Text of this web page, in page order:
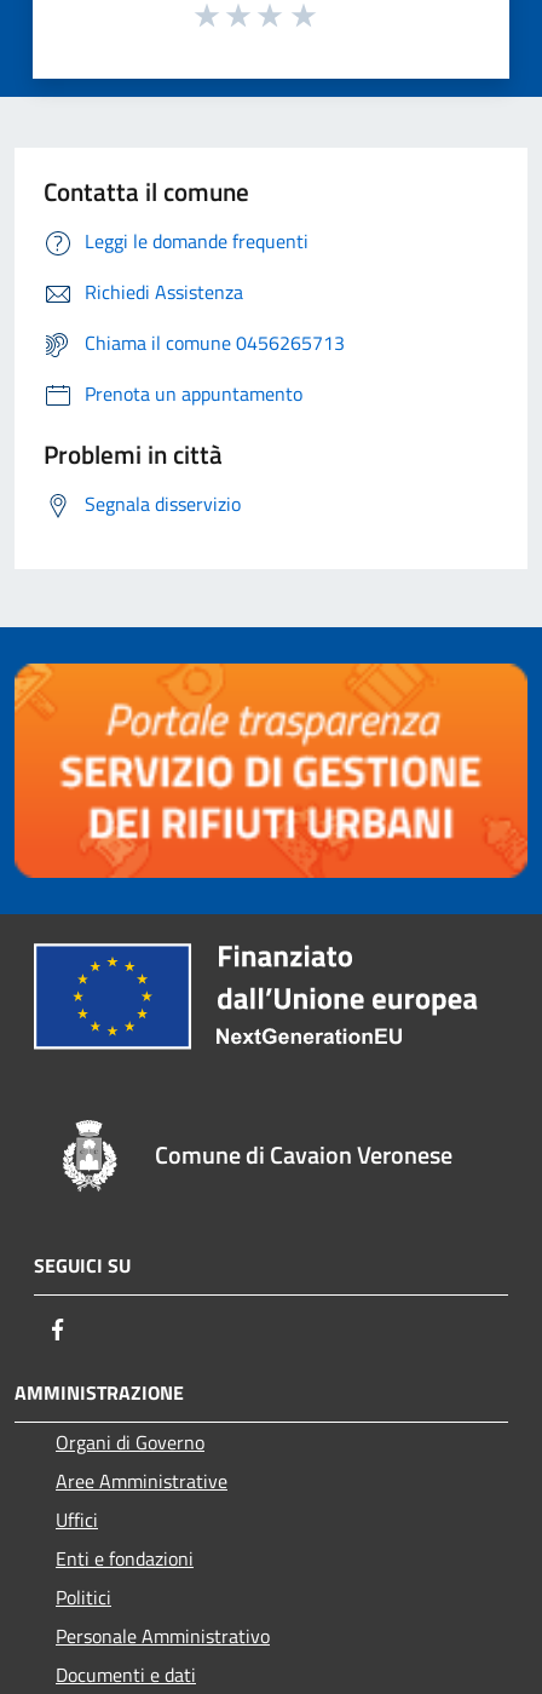
Contatta il comune
Leggi le domande frequenti
Richiedi Assistenza
Chiama il comune 0456265713
Prenota un appuntamento
Problemi in città
Segnala disservizio
Comune di Cavaion Veronese
SEGUICI SU
AMMINISTRAZIONE
Organi di Governo
Aree Amministrative
Uffici
Enti e fondazioni
Politici
Personale Amministrativo
Documenti e dati